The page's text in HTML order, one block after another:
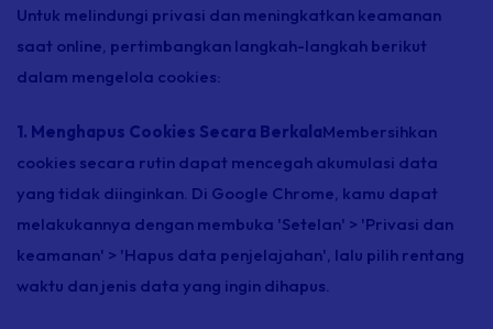
Untuk melindungi privasi dan meningkatkan keamanan
saat online, pertimbangkan langkah-langkah berikut
dalam mengelola cookies:
1. Menghapus Cookies Secara BerkalaMembersihkan
cookies secara rutin dapat mencegah akumulasi data
yang tidak diinginkan. Di Google Chrome, kamu dapat
melakukannya dengan membuka 'Setelan' > 'Privasi dan
keamanan' > 'Hapus data penjelajahan', lalu pilih rentang
waktu dan jenis data yang ingin dihapus.